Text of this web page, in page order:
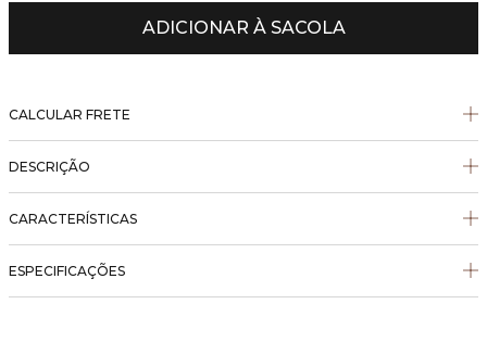
ADICIONAR À SACOLA
CALCULAR FRETE
DESCRIÇÃO
CARACTERÍSTICAS
ESPECIFICAÇÕES